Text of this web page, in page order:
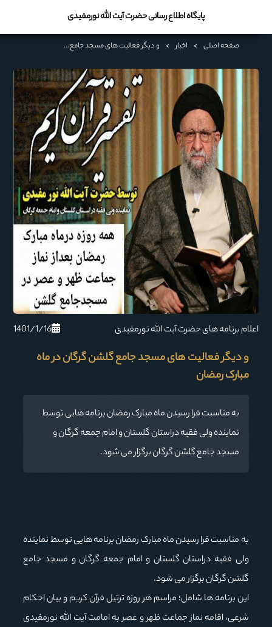
پایگاه اطلاع رسانی حضرت آیت الله نورمفیدی
صفحه اصلی > اخبار > و دیگر فعالیت های مسجد جامع گلشن گرگان در ماه مبارک رمضان
اعلام برنامه های حضرت آیت الله نورمفیدی 1401/1/16
و دیگر فعالیت های مسجد جامع گلشن گرگان در ماه
مبارک رمضان
به مناسبت فرا رسیدن ماه مبارک رمضان برنامه هایی توسط
نماینده ولی فقیه دراستان گلستان و امام جمعه گرگان و
مسجد جامع گلشن گرگان برگزار می شود.
به مناسبت فرا رسیدن ماه مبارک رمضان برنامه هایی توسط نماینده
ولی فقیه دراستان گلستان و امام جمعه گرگان و مسجد جامع
گلشن گرگان برگزار می شود.
این برنامه ها شامل؛ مراسم هر روزه ترتیل قرآن کریم و بیان احکام
شرعی، اقامه نماز جماعت ظهر و عصر به امامت آیت الله نورمفیدی